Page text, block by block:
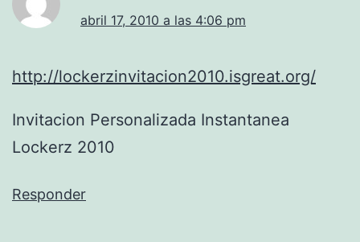
abril 17, 2010 a las 4:06 pm
http://lockerzinvitacion2010.isgreat.org/
Invitacion Personalizada Instantanea
Lockerz 2010
Responder